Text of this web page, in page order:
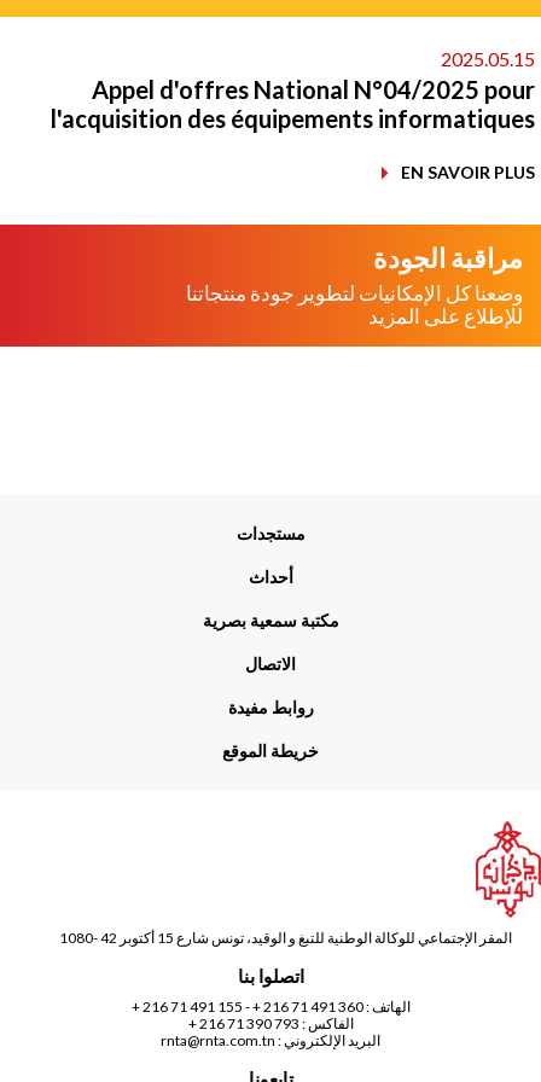
Appel d'offres National N°04/2025
l'acquisition des équipements
EN SAVOIR
مراقبة الجودة
وضعنا كل الإمكانيات لتطوير جودة منتجاتنا
للإطلاع على المزيد
مستجدات
أحداث
مكتبة سمعية بصرية
الاتصال
روابط مفيدة
خريطة الموقع
المقر الإجتماعي للوكالة الوطنية للتبغ و الوقيد، تونس شارع 15 أكتوبر 42 -1080
اتصلوا بنا
الهاتف :360 491 71 216 +
-
155 491 71 216 +
الفاكس : 793 390 71 216 +
البريد الإلكتروني :rnta@rnta.com.tn